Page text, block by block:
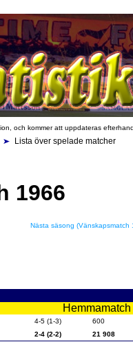
och kommer att uppdateras
Lista över spelade matcher
1966
Nästa säsong (Vänskapsmatch
4-5 (1-3)
600
2-4 (2-2) 21 908